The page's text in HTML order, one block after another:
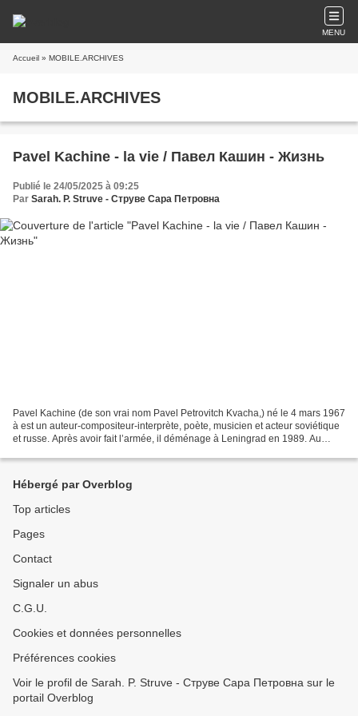
MENU
Accueil » MOBILE.ARCHIVES
MOBILE.ARCHIVES
Pavel Kachine - la vie / Павел Кашин - Жизнь
Publié le 24/05/2025 à 09:25
Par Sarah. P. Struve - Струве Сара Петровна
Pavel Kachine (de son vrai nom Pavel Petrovitch Kvaсha,) né le 4 mars 1967
à est un auteur-compositeur-interprète, poète, musicien et acteur soviétique
et russe. Après avoir fait l’armée, il déménage à Leningrad en 1989. Au
Hébergé par Overblog
Top articles
Pages
Contact
Signaler un abus
C.G.U.
Cookies et données personnelles
Préférences cookies
Voir le profil de Sarah. P. Struve - Струве Сара Петровна sur le
portail Overblog